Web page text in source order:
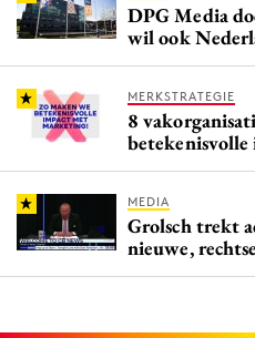
DPG Media
wil ook
MERKSTRATEGIE
8
MEDIA
Grolsch trekt
nieuwe,